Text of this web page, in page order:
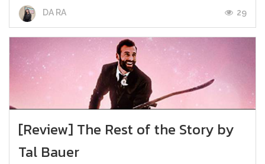
DA RA 29
[Review] The Rest of the Story by
Tal Bauer